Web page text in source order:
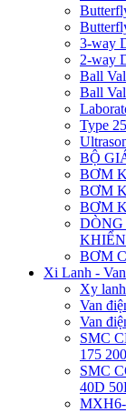
3-way
2-way
Ball
Ball
Type
BỘ
BƠM
BƠM
BƠM
KHIỂN
BƠM
Xi Lanh -
Xy
Van
Van
SMC
175
SMC
40D